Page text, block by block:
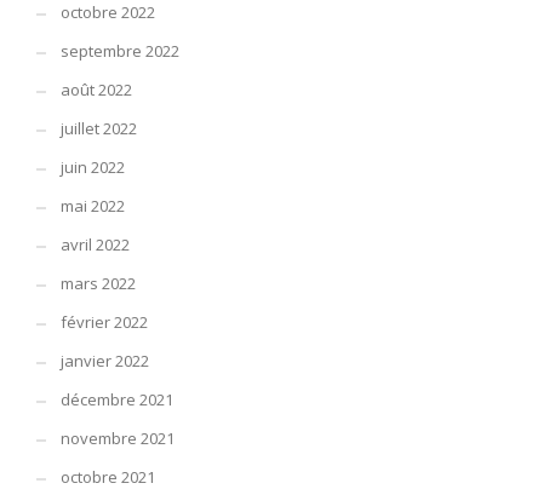
octobre 2022
septembre 2022
août 2022
juillet 2022
juin 2022
mai 2022
avril 2022
mars 2022
février 2022
janvier 2022
décembre 2021
novembre 2021
octobre 2021